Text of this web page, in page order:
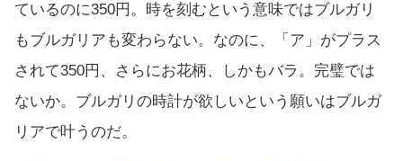
ているのに350円。時を刻むという意味ではブルガリ
もブルガリアも変わらない。なのに、「ア」がプラス
されて350円、さらにお花柄、しかもバラ。完璧では
ないか。ブルガリの時計が欲しいという願いはブルガ
リアで叶うのだ。